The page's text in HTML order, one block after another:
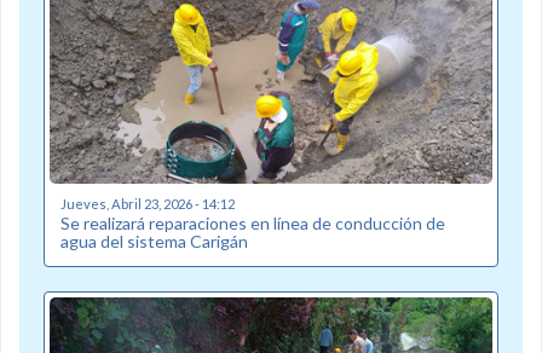
Jueves, Abril 23, 2026 - 14:12
Se realizará reparaciones en línea de conducción de
agua del sistema Carigán